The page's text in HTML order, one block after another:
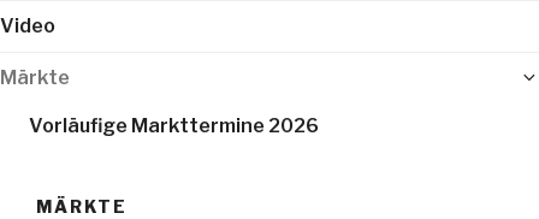
Video
Märkte
Vorläufige Markttermine 2026
MÄRKTE